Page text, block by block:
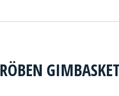
RÖBEN